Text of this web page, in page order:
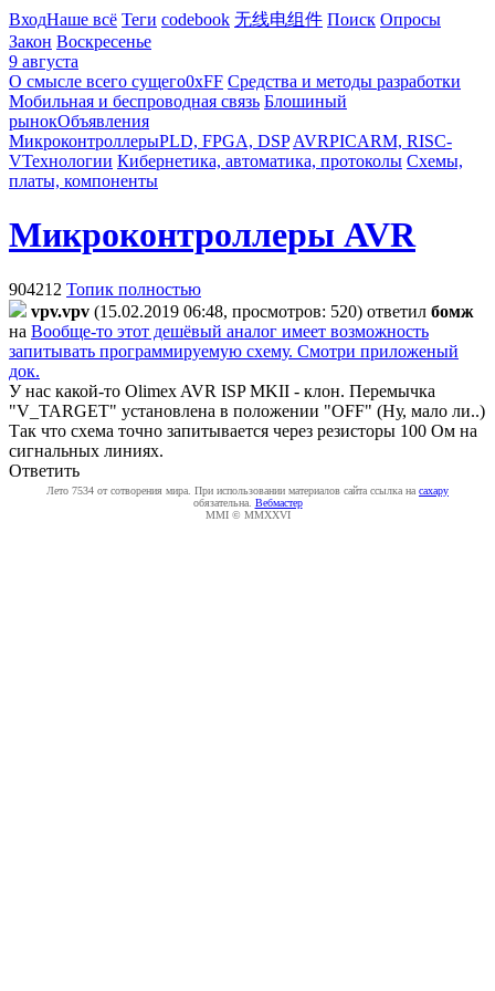
ВходНаше всё Теги codebook 无线电组件 Поиск Опросы
Закон Воскресенье
9 августа
О смысле всего сущего0xFF Средства и методы разработки
Мобильная и беспроводная связь Блошиный
рынокОбъявления
МикроконтроллерыPLD, FPGA, DSP AVRPICARM, RISC-
VТехнологии Кибернетика, автоматика, протоколы Схемы,
платы, компоненты
Микроконтроллеры AVR
904212 Топик полностью
vpv.vpv (15.02.2019 06:48, просмотров: 520) ответил бомж
на Вообще-то этот дешёвый аналог имеет возможность
запитывать программируемую схему. Смотри приложеный
док.
У нас какой-то Olimex AVR ISP MKII - клон. Перемычка
"V_TARGET" установлена в положении "OFF" (Ну, мало ли..)
Так что схема точно запитывается через резисторы 100 Ом на
сигнальных линиях.
Ответить
Лето 7534 от сотворения мира. При использовании материалов сайта ссылка на caxapу
обязательна. Вебмастер
MMI © MMXXVI